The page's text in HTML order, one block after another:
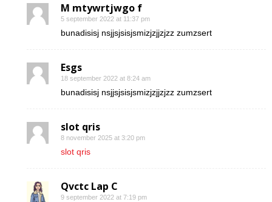
M mtywrtjwgo f
5 september 2022 at 11:37 pm
bunadisisj nsjjsjsisjsmizjzjjzjzz zumzsert
Esgs
18 september 2022 at 8:24 am
bunadisisj nsjjsjsisjsmizjzjjzjzz zumzsert
slot qris
8 november 2025 at 3:20 pm
slot qris
Qvctc Lap C
9 september 2022 at 7:19 pm